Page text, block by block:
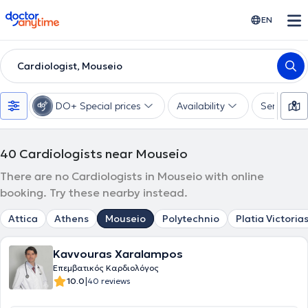
doctoranytime EN
Cardiologist, Mouseio
DO+ Special prices Availability Services
40 Cardiologists near Mouseio
There are no Cardiologists in Mouseio with online
booking. Try these nearby instead.
Attica Athens Mouseio Polytechnio Platia Victorias
Kavvouras Xaralampos
Επεμβατικός Καρδιολόγος
10.0|40 reviews